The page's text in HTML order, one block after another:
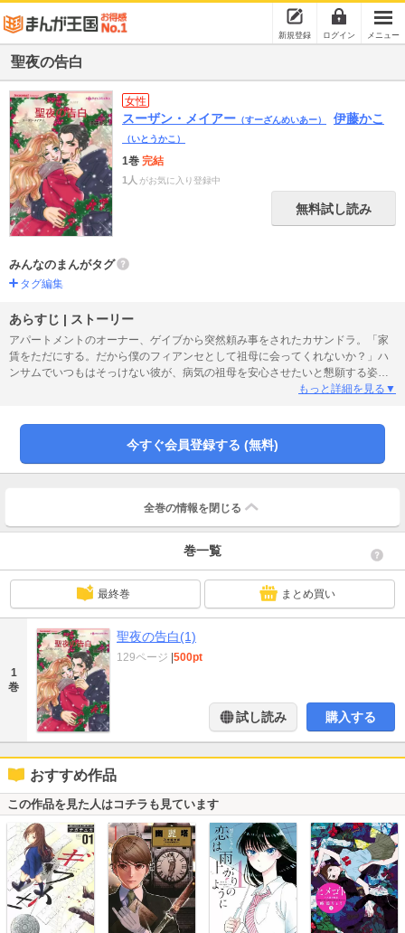
新規登録 ログイン メニュー
聖夜の告白
女性
スーザン・メイアー （すーざんめいあー） 伊藤かこ
（いとうかこ）
1巻 完結
1人 がお気に入り登録中
無料試し読み
みんなのまんがタグ
タグ編集
あらすじ | ストーリー
アパートメントのオーナー、ゲイブから突然頼み事をされたカサンドラ。「家
賃をただにする。だから僕のフィアンセとして祖母に会ってくれないか？」ハ
ンサムでいつもはそっけない彼が、病気の祖母を安心させたいと懇願する姿
に、彼女はつい承諾してしまう。でも、どうしよう。私には生後まもない娘が
かった。まさか彼の祖母が、赤ちゃんをふたりの子だと勘違いするとは思わず
もっと詳細を見る▼
今すぐ会員登録する (無料)
全巻の情報を 閉じる
巻一覧
最終巻 まとめ買い
1
巻
聖夜の告白(1)
129ページ 500pt
試し読み 購入する
おすすめ作品
この作品を見た人はコチラも見ています